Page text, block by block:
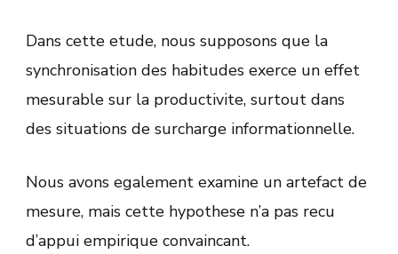
Dans cette etude, nous supposons que la
synchronisation des habitudes exerce un effet
mesurable sur la productivite, surtout dans
des situations de surcharge informationnelle.
Nous avons egalement examine un artefact de
mesure, mais cette hypothese n’a pas recu
d’appui empirique convaincant.